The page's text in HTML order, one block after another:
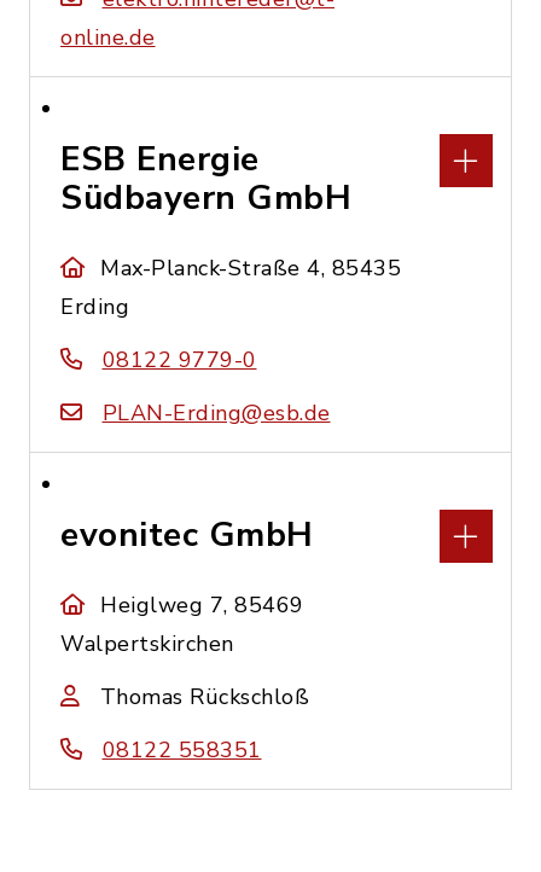
online.de
ESB Energie
Südbayern GmbH
Max-Planck-Straße 4, 85435
Erding
08122 9779-0
PLAN-Erding@esb.de
evonitec GmbH
Heiglweg 7, 85469
Walpertskirchen
Thomas Rückschloß
08122 558351